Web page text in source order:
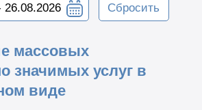
Сбросить
массовых
значимых услуг в
виде